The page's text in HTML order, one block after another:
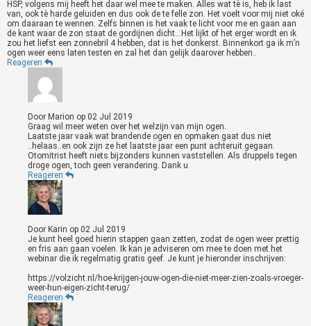
HSP, volgens mij heeft het daar wel mee te maken. Alles wat tè is, heb ik last
van, ook tè harde geluiden en dus ook de te felle zon. Het voelt voor mij niet oké
om daaraan te wennen. Zelfs binnen is het vaak te licht voor me en gaan aan
de kant waar de zon staat de gordijnen dicht...Het lijkt of het erger wordt en ik
zou het liefst een zonnebril 4 hebben, dat is het donkerst. Binnenkort ga ik m’n
ogen weer eens laten testen en zal het dan gelijk daarover hebben..
Reageren
Door Marion op 02 Jul 2019
Graag wil meer weten over het welzijn van mijn ogen.
Laatste jaar vaak wat brandende ogen en opmaken gaat dus niet
..helaas..en ook zijn ze het laatste jaar een punt achteruit gegaan.
Otomitrist heeft niets bijzonders kunnen vaststellen. Als druppels tegen
droge ogen, toch geen verandering. Dank u
Reageren
Door Karin op 02 Jul 2019
Je kunt heel goed hierin stappen gaan zetten, zodat de ogen weer prettig
en fris aan gaan voelen. Ik kan je adviseren om mee te doen met het
webinar die ik regelmatig gratis geef. Je kunt je hieronder inschrijven:
https://volzicht.nl/hoe-krijgen-jouw-ogen-die-niet-meer-zien-zoals-vroeger-
weer-hun-eigen-zicht-terug/
Reageren